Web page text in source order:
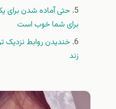
حتی آماده شدن برای
برای شما خوب است
خندیدن روابط نزدیک
زند